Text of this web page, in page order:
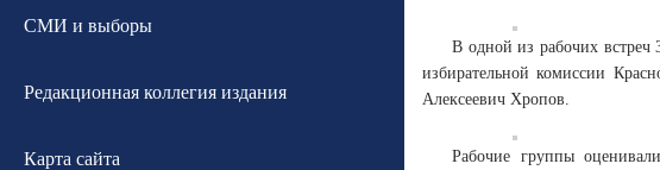
СМИ и выборы
Редакционная коллегия издания
Карта сайта
В одной из рабочих встреч
избирательной комиссии
Алексеевич Хропов.
Рабочие группы